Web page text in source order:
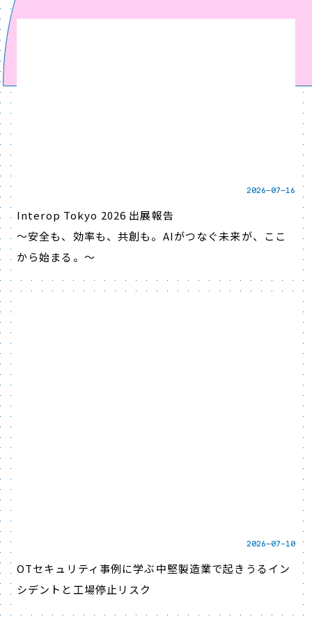
2026-07-16
Interop Tokyo 2026 出展報告
～安全も、効率も、共創も。AIがつなぐ未来が、ここ
から始まる。～
2026-07-10
OTセキュリティ事例に学ぶ中堅製造業で起きうるイン
シデントと工場停止リスク